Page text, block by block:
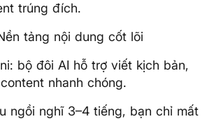
trúng đích.
tảng nội dung cốt lõi
bộ đôi AI hỗ trợ viết kịch bản,
nhanh chóng.
ngồi nghĩ 3–4 tiếng, bạn chỉ mất